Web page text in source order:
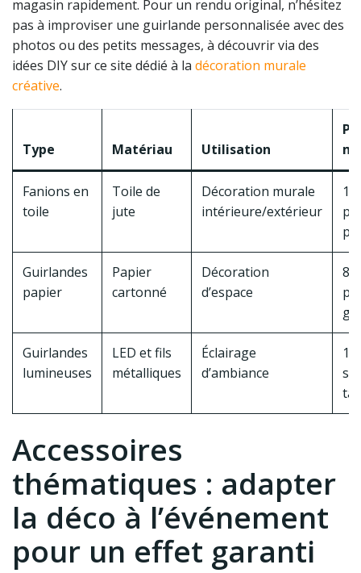
magasin rapidement. Pour un rendu original, n’hésitez
pas à improviser une guirlande personnalisée avec des
photos ou des petits messages, à découvrir via des
idées DIY sur ce site dédié à la décoration murale
créative.
Type Matériau Utilisation
Fanions en
toile
Toile de
jute
Décoration murale
intérieure/extérieur
Guirlandes
papier
Papier
cartonné
Décoration
d’espace
8-
Guirlandes
lumineuses
LED et fils
métalliques
Éclairage
d’ambiance
Accessoires
thématiques : adapter
la déco à l’événement
pour un effet garanti